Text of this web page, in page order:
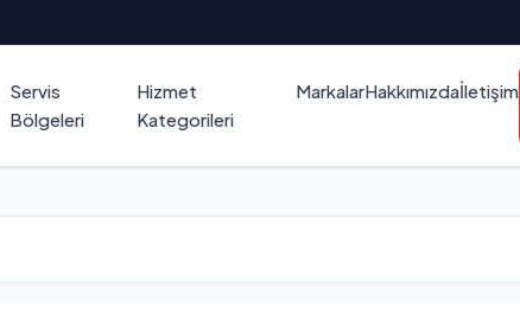
Servis
Bölgeleri
Hizmet
Kategorileri
MarkalarHakkımızdaİletişim